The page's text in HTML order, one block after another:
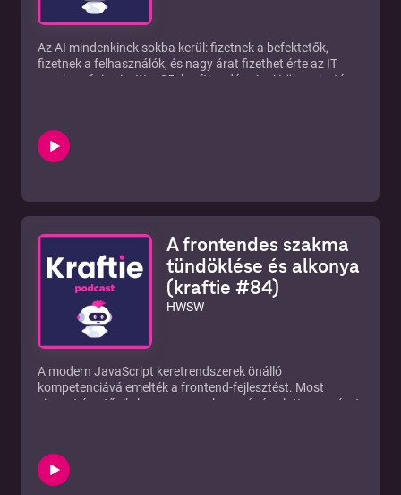
YouTube csatornánkon, és immár YouTube Music-on is.
Az AI mindenkinek sokba kerül: fizetnek a befektetők,
fizetnek a felhasználók, és nagy árat fizethet érte az IT
munkaerőpiac is. Itt a 85. kraftie adás. Az AI-ökoszisztéma
megmondani, hol ér véget a technológiai forradalom, és hol
kezdődik a buborék. Egyáltalán van-e buborék, vagy csak a
tőzsde tanulta meg fenntartani a saját buborékjait? Igazi
hivatkozások a Discord csatornánkon érhetők el, ahol még
beszélgetni is tudsz velünk, és a többi hallgatóval.
https://discord.hwsw.hu/ Adásainkat megtaláljátok a
SoundCloudon, a Spotify-on, az Apple Podcasten, a
YouTube csatornánkon, és immár YouTube Music-on is.
A frontendes szakma
tündöklése és alkonya
(kraftie #84)
HWSW
A modern JavaScript keretrendszerek önálló
kompetenciává emelték a frontend-fejlesztést. Most
viszont úgy tűnik, hogy ez a szakma pár év alatt nagyrészt
frontend-fejlesztés kompetenciaterületként egyre inkább
elvált egymástól. A frontend-fejlesztés a tesztelés mellett
az IT egyik legnépszerűbb belépési pontjává vált, és a